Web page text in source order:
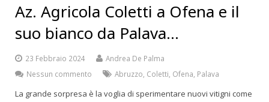
Az. Agricola Coletti a Ofena e il
suo bianco da Palava…
23 Febbraio 2024
Andrea De Palma
Nessun commento
Abruzzo Coletti Ofena Palava
La grande sorpresa è la voglia di sperimentare nuovi vitigni come